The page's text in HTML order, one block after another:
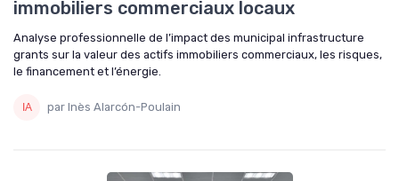
immobiliers commerciaux locaux
Analyse professionnelle de l’impact des municipal infrastructure
grants sur la valeur des actifs immobiliers commerciaux, les risques,
le financement et l’énergie.
par Inès Alarcón-Poulain